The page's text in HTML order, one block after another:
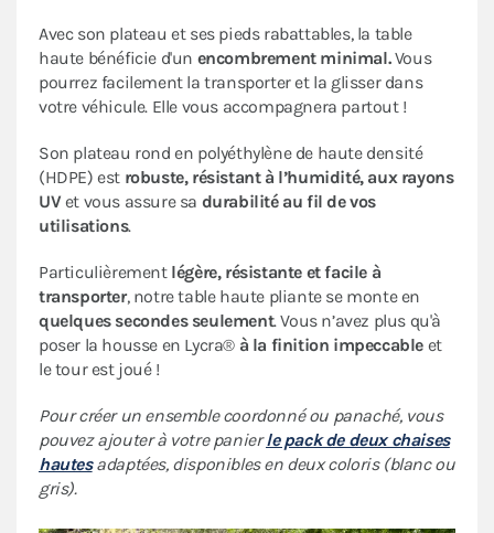
Avec son plateau et ses pieds rabattables, la table
haute bénéficie d'un encombrement minimal.Vous
pourrez facilement la transporter et la glisser dans
votre véhicule. Elle vous accompagnera partout !
Son plateau rond en polyéthylène de haute densité
(HDPE) est robuste, résistant à l’humidité, aux rayons
UV et vous assure sa durabilité au fil de vos
utilisations.
Particulièrement légère, résistante et facile à
transporter, notre table haute pliante se monte en
quelques secondes seulement. Vous n’avez plus qu'à
poser la housse en Lycra® à la finition impeccable et
le tour est joué !
Pour créer un ensemble coordonné ou panaché, vous
pouvez ajouter à votre panierle pack de deux chaises
hautesadaptées, disponibles en deux coloris (blanc ou
gris).